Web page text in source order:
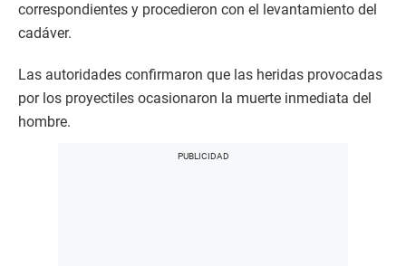
correspondientes y procedieron con el levantamiento del
cadáver.
Las autoridades confirmaron que las heridas provocadas
por los proyectiles ocasionaron la muerte inmediata del
hombre.